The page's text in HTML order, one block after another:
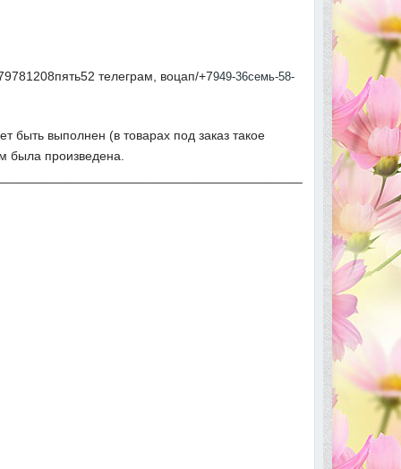
телеграм, воцап/+7949-36семь-58-
быть выполнен (в товарах под заказ такое
была произведена.